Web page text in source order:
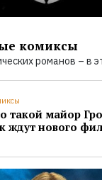
комиксы
романов – в
такой майор
ждут нового